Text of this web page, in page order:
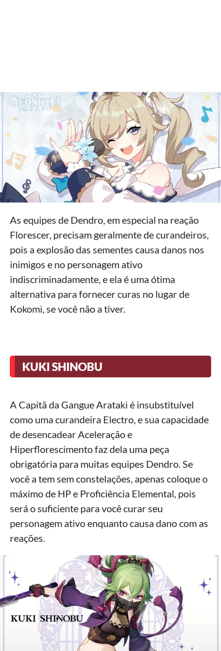
As equipes de Dendro, em especial na reação
Florescer, precisam geralmente de curandeiros,
pois a explosão das sementes causa danos nos
inimigos e no personagem ativo
indiscriminadamente, e ela é uma ótima
alternativa para fornecer curas no lugar de
Kokomi, se você não a tiver.
KUKI SHINOBU
A Capitã da Gangue Arataki é insubstituível
como uma curandeira Electro, e sua capacidade
de desencadear Aceleração e
Hiperflorescimento faz dela uma peça
obrigatória para muitas equipes Dendro. Se
você a tem sem constelações, apenas coloque o
máximo de HP e Proficiência Elemental, pois
será o suficiente para você curar seu
personagem ativo enquanto causa dano com as
reações.